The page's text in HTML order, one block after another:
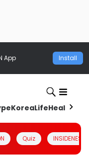
App Install
KoreaLifeHealth
Quiz INSIDENESIA